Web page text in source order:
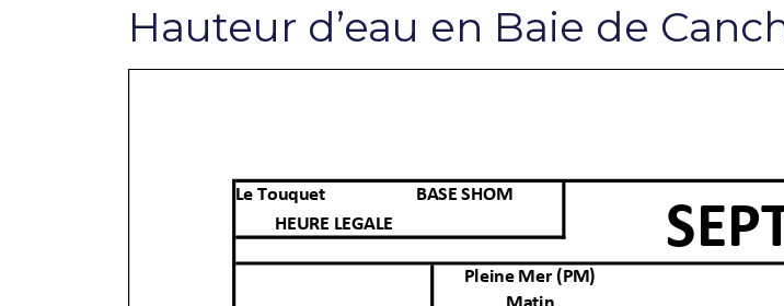
Hauteur d’eau en Baie de